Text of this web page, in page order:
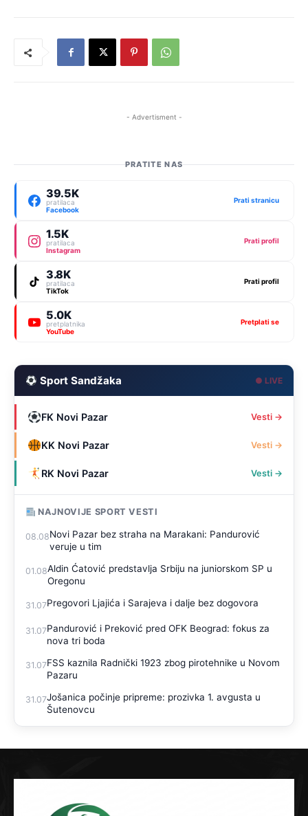
- Advertisment -
PRATITE NAS
39.5K
pratilaca
Facebook
Prati stranicu
1.5K
pratilaca
Instagram
Prati profil
3.8K
pratilaca
TikTok
Prati profil
5.0K
pretplatnika
YouTube
Pretplati se
Sport Sandžaka ● LIVE
FK Novi Pazar Vesti →
KK Novi Pazar Vesti →
RK Novi Pazar Vesti →
NAJNOVIJE SPORT VESTI
08.08Novi Pazar bez straha na Marakani: Pandurović
veruje u tim
01.08Aldin Ćatović predstavlja Srbiju na juniorskom SP u
Oregonu
31.07Pregovori Ljajića i Sarajeva i dalje bez dogovora
31.07Pandurović i Preković pred OFK Beograd: fokus za
nova tri boda
31.07FSS kaznila Radnički 1923 zbog pirotehnike u Novom
Pazaru
31.07Jošanica počinje pripreme: prozivka 1. avgusta u
Šutenovcu